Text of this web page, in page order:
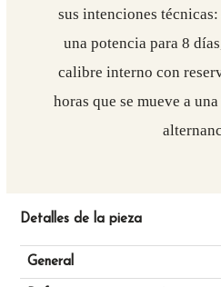
sus intenciones
una potencia para 8
calibre interno con
horas que se mueve a
Detalles de la pieza
General